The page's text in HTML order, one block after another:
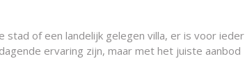
of een landelijk gelegen villa, er is voor ieder
ervaring zijn, maar met het juiste aanbod